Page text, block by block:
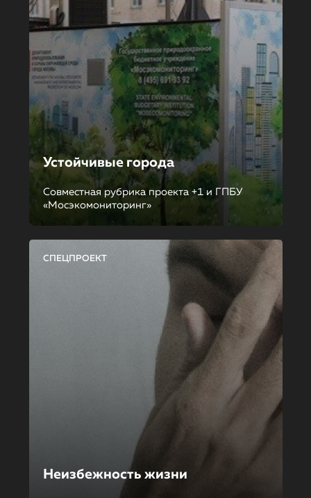
Устойчивые города
Совместная рубрика проекта +1 и ГПБУ
«Мосэкомониторинг»
СПЕЦПРОЕКТ
Неизбежность жизни